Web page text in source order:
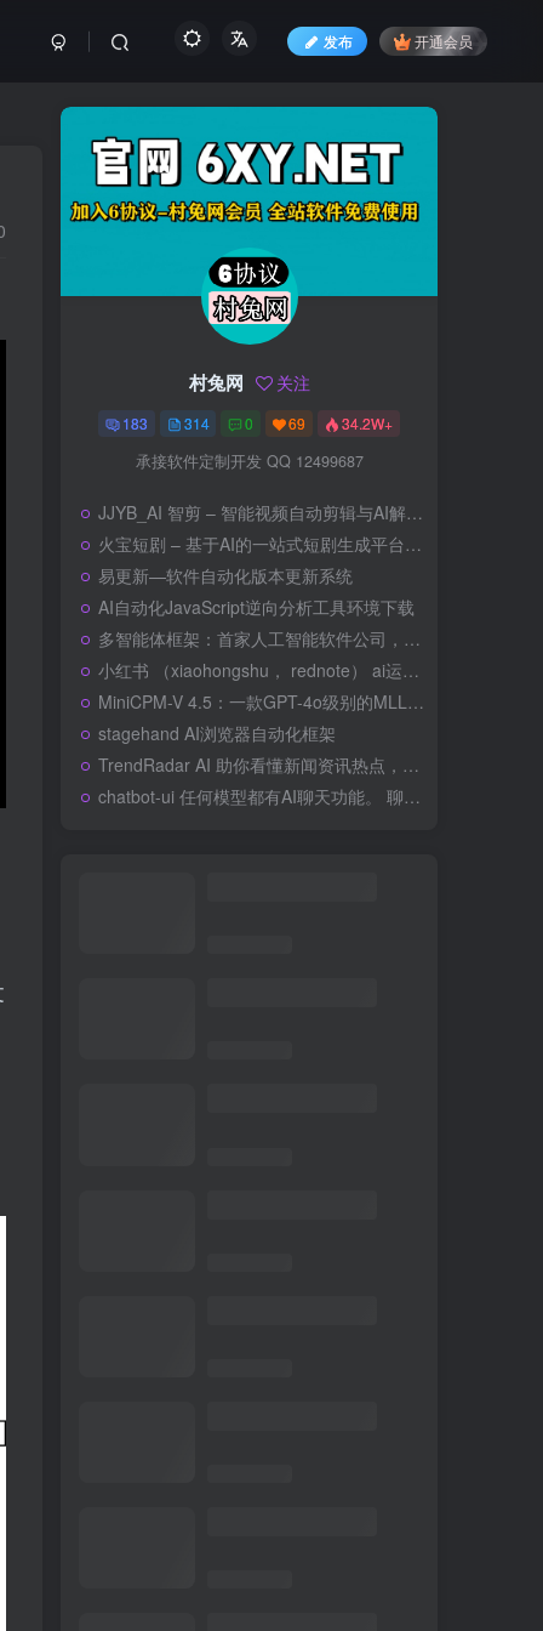
发布 开通会员
村兔网 关注
183 314 0 69 34.2W+
承接软件定制开发 QQ 12499687
JJYB_AI 智剪 – 智能视频自动剪辑与AI解说工具（离线TTS、原创解说、混剪、AI配音）
火宝短剧 – 基于AI的一站式短剧生成平台 《一句话生成完整短剧，从剧本到成片全自动化
易更新—软件自动化版本更新系统
AI自动化JavaScript逆向分析工具环境下载
多智能体框架：首家人工智能软件公司，迈向自然语言编程
小红书 （xiaohongshu， rednote） ai运营助手
MiniCPM-V 4.5：一款GPT-4o级别的MLLM，适用于手机上的单图、多图和高帧率视频理解
stagehand AI浏览器自动化框架
TrendRadar AI 助你看懂新闻资讯热点，简单的舆情监控分析 – 多平台热点聚合+基于 MCP 的AI分析工具
chatbot-ui 任何模型都有AI聊天功能。 聊天机器人用户界面